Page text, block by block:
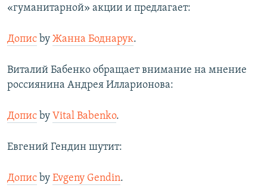
«гуманитарной» акции и предлагает:
Допис by Жанна Боднарук.
Виталий Бабенко обращает внимание на мнение
россиянина Андрея Илларионова:
Допис by Vital Babenko.
Евгений Гендин шутит:
Допис by Evgeny Gendin.